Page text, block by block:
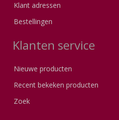
Klant adressen
Bestellingen
Klanten service
Nieuwe producten
Recent bekeken producten
Zoek